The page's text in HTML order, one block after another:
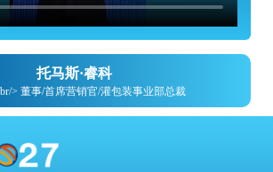
托马斯·睿科
> 董事/首席营销官/灌包装事业部总裁